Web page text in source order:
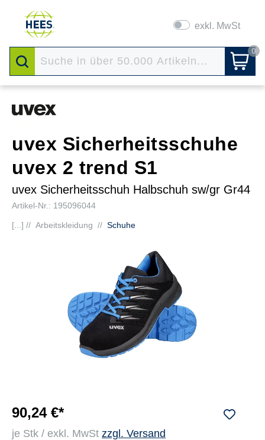
exkl. MwSt
0
uvex Sicherheitsschuhe
uvex 2 trend S1
uvex Sicherheitsschuh Halbschuh sw/gr Gr44
Artikel-Nr.: 195096044
[...] // Arbeitskleidung // Schuhe
90,24 €*
je Stk / exkl. MwSt zzgl. Versand